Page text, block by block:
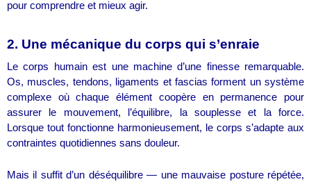
pour comprendre et mieux agir.
2. Une mécanique du corps qui s’enraie
Le corps humain est une machine d’une finesse remarquable.
Os, muscles, tendons, ligaments et fascias forment un système
complexe où chaque élément coopère en permanence pour
assurer le mouvement, l’équilibre, la souplesse et la force.
Lorsque tout fonctionne harmonieusement, le corps s’adapte aux
contraintes quotidiennes sans douleur.
Mais il suffit d’un déséquilibre — une mauvaise posture répétée,